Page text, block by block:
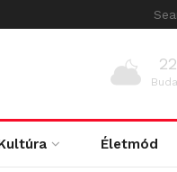
22
Életmód